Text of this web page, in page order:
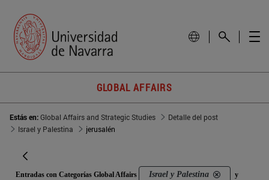
GLOBAL AFFAIRS
Estás en:Global Affairs and Strategic Studies
Detalle del post
Israel y Palestina
jerusalén
Entradas con Categorías Global Affairs Israel y Palestina y